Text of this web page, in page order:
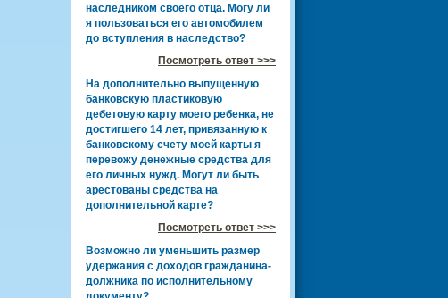
наследником своего отца. Могу ли
я пользоваться его автомобилем
до вступления в наследство?
Посмотреть ответ >>>
На дополнительно выпущенную
банковскую пластиковую
дебетовую карту моего ребенка, не
достигшего 14 лет, привязанную к
банковскому счету моей карты я
перевожу денежные средства для
его личных нужд. Могут ли быть
арестованы средства на
дополнительной карте?
Посмотреть ответ >>>
Возможно ли уменьшить размер
удержания с доходов гражданина-
должника по исполнительному